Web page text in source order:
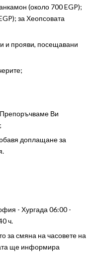
(около 700 EGP);
за Хеопсовата
и прояви, посещавани
Ви
доплащане за
- Хургада 06:00 -
ч.
за смяна на часовете на
ще информира